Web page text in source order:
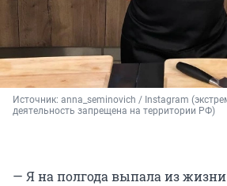
Источник: anna_seminovich / Instagram
деятельность запрещена на территории РФ)
— Я на полгода выпала из